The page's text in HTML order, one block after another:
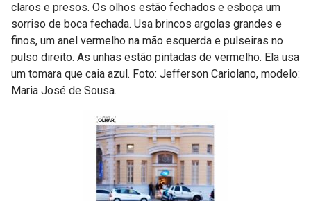
claros e presos. Os olhos estão fechados e esboça um
sorriso de boca fechada. Usa brincos argolas grandes e
finos, um anel vermelho na mão esquerda e pulseiras no
pulso direito. As unhas estão pintadas de vermelho. Ela usa
um tomara que caia azul. Foto: Jefferson Cariolano, modelo:
Maria José de Sousa.